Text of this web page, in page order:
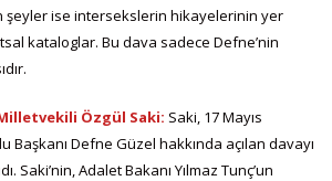
ise intersekslerin hikayelerinin yer
kataloglar. Bu dava sadece Defne’nin
Özgül Saki: Saki, 17 Mayıs
Başkanı Defne Güzel hakkında açılan davayı
Saki’nin, Adalet Bakanı Yılmaz Tunç’un